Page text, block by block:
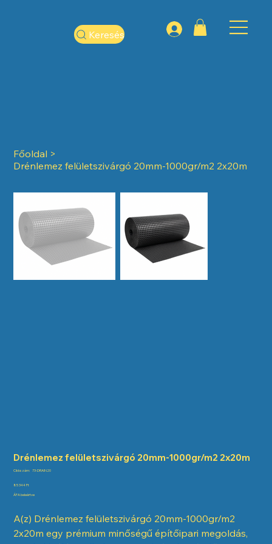
Keresés
Főoldal >
Drénlemez felületszivárgó 20mm-1000gr/m2 2x20m
Drénlemez felületszivárgó 20mm-1000gr/m2 2x20m
Cikkszám: Cikkszám:
73-DRAIN20
Ár
85 344 Ft
ÁFA beleértve
A(z) Drénlemez felületszivárgó 20mm-1000gr/m2
2x20m egy prémium minőségű építőipari megoldás,